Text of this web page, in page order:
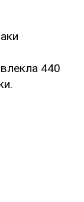
440